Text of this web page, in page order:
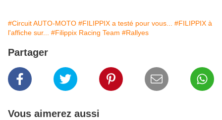
#Circuit AUTO-MOTO #FILIPPIX a testé pour vous...
#FILIPPIX à
l'affiche sur...
#Filippix Racing Team #Rallyes
Partager
Vous aimerez aussi